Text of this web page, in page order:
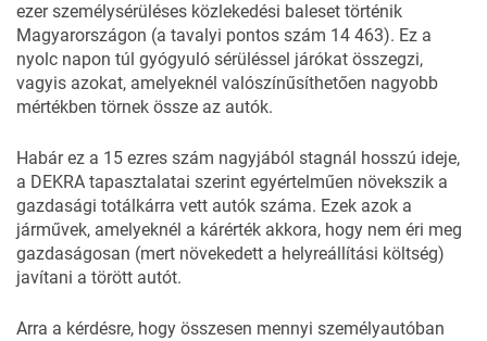
ezer személysérüléses közlekedési baleset történik
Magyarországon (a tavalyi pontos szám 14 463). Ez a
nyolc napon túl gyógyuló sérüléssel járókat összegzi,
vagyis azokat, amelyeknél valószínűsíthetően nagyobb
mértékben törnek össze az autók.
Habár ez a 15 ezres szám nagyjából stagnál hosszú ideje,
a DEKRA tapasztalatai szerint egyértelműen növekszik a
gazdasági totálkárra vett autók száma. Ezek azok a
járművek, amelyeknél a kárérték akkora, hogy nem éri meg
gazdaságosan (mert növekedett a helyreállítási költség)
javítani a törött autót.
Arra a kérdésre, hogy összesen mennyi személyautóban